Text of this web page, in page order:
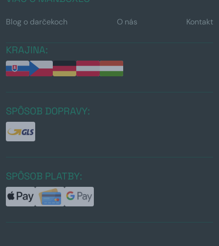
Blog o darčekoch O nás Kontakt
KRAJINA:
SPÔSOB DOPRAVY:
SPÔSOB PLATBY: